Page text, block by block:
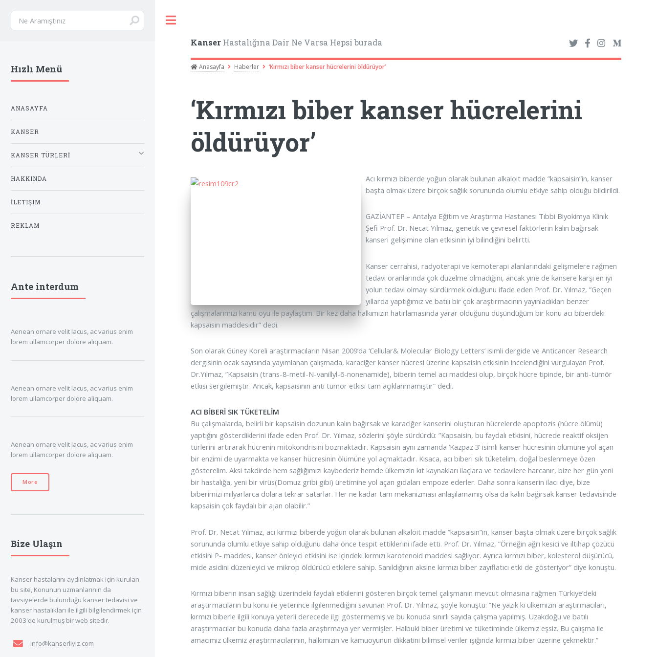
Kanser Hastalığına Dair Ne Varsa Hepsi burada
Anasayfa Haberler ‘Kırmızı biber kanser hücrelerini öldürüyor’
‘Kırmızı biber kanser hücrelerini
öldürüyor’
Acı kırmızı biberde yoğun olarak bulunan alkaloit madde ”kapsaisin”in, kanser
başta olmak üzere birçok sağlık sorununda olumlu etkiye sahip olduğu bildirildi.
GAZİANTEP – Antalya Eğitim ve Araştırma Hastanesi Tıbbi Biyokimya Klinik
Şefi Prof. Dr. Necat Yılmaz, genetik ve çevresel faktörlerin kalın bağırsak
kanseri gelişimine olan etkisinin iyi bilindiğini belirtti.
Kanser cerrahisi, radyoterapi ve kemoterapi alanlarındaki gelişmelere rağmen
tedavi oranlarında çok düzelme olmadığını, ancak yine de kansere karşı en iyi
yolun tedavi olmayı sürdürmek olduğunu ifade eden Prof. Dr. Yılmaz, ”Geçen
yıllarda yaptığımız ve batılı bir çok araştırmacının yayınladıkları benzer
çalışmalarımızı kamu oyu ile paylaştım. Bir kez daha halkımızın hatırlamasında yarar olduğunu düşündüğüm bir konu acı biberdeki
kapsaisin maddesidir” dedi.
Son olarak Güney Koreli araştırmacıların Nisan 2009’da ‘Cellular& Molecular Biology Letters’ isimli dergide ve Anticancer Research
dergisinin ocak sayısında yayımlanan çalışmada, karaciğer kanser hücresi üzerine kapsaisin etkisinin incelendiğini vurgulayan Prof.
Dr.Yılmaz, ”Kapsaisin (trans-8-metil-N-vanillyl-6-nonenamide), biberin temel acı maddesi olup, birçok hücre tipinde, bir anti-tümör
etkisi sergilemiştir. Ancak, kapsaisinin anti tümör etkisi tam açıklanmamıştır” dedi.
ACI BİBERİ SIK TÜKETELİM
Bu çalışmalarda, belirli bir kapsaisin dozunun kalın bağırsak ve karaciğer kanserini oluşturan hücrelerde apoptozis (hücre ölümü)
yaptığını gösterdiklerini ifade eden Prof. Dr. Yılmaz, sözlerini şöyle sürdürdü: ”Kapsaisin, bu faydalı etkisini, hücrede reaktif oksijen
türlerini artırarak hücrenin mitokondrisini bozmaktadır. Kapsaisin aynı zamanda ‘Kazpaz 3’ isimli kanser hücresinin ölümüne yol açan
bir enzimi de uyarmakta ve kanser hücresinin ölümüne yol açmaktadır. Kısaca, acı biberi sık tüketelim, doğal beslenmeye özen
gösterelim. Aksi takdirde hem sağlığımızı kaybederiz hemde ülkemizin kıt kaynakları ilaçlara ve tedavilere harcanır, bize her gün yeni
bir hastalığa, yeni bir virüs(Domuz gribi gibi) üretimine yol açan gıdaları empoze ederler. Daha sonra kanserin ilacı diye, bize
biberimizi milyarlarca dolara tekrar satarlar. Her ne kadar tam mekanizması anlaşılamamış olsa da kalın bağırsak kanser tedavisinde
kapsaisin çok faydalı bir ajan olabilir.”
Prof. Dr. Necat Yılmaz, acı kırmızı biberde yoğun olarak bulunan alkaloit madde ”kapsaisin”in, kanser başta olmak üzere birçok sağlık
sorununda olumlu etkiye sahip olduğunu daha önce tespit ettiklerini ifade etti. Prof. Dr. Yılmaz, ”Örneğin ağrı kesici ve iltihap çözücü
etkisini P- maddesi, kanser önleyici etkisini ise içindeki kırmızı karotenoid maddesi sağlıyor. Ayrıca kırmızı biber, kolesterol düşürücü,
mide asidini düzenleyici ve mikrop öldürücü etkilere sahip. Sanıldığının aksine kırmızı biber zayıflatıcı etki de gösteriyor” diye konuştu.
Kırmızı biberin insan sağlığı üzerindeki faydalı etkilerini gösteren birçok temel çalışmanın mevcut olmasına rağmen Türkiye’deki
araştırmacıların bu konu ile yeterince ilgilenmediğini savunan Prof. Dr. Yılmaz, şöyle konuştu: ”Ne yazık ki ülkemizin araştırmacıları,
kırmızı biberle ilgili konuya yeterli derecede ilgi göstermemiş ve bu konuda sınırlı sayıda çalışma yapılmış. Uzakdoğu ve batılı
araştırmacılar bu konuda daha fazla araştırmaya yer vermişler. Halbuki biber üretimi ve tüketiminde ülkemiz eşsiz. Bu çalışma ile
amacımız ülkemiz araştırmacılarının, halkımızın ve kamuoyunun dikkatini bilimsel veriler ışığında kırmızı biber üzerine çekmektir.”
Hızlı Menü
ANASAYFA
KANSER
KANSER TÜRLERİ
HAKKINDA
İLETIŞIM
REKLAM
Ante interdum
Aenean ornare velit lacus, ac varius enim
lorem ullamcorper dolore aliquam.
Aenean ornare velit lacus, ac varius enim
lorem ullamcorper dolore aliquam.
Aenean ornare velit lacus, ac varius enim
lorem ullamcorper dolore aliquam.
More
Bize Ulaşın
Kanser hastalarını aydınlatmak için kurulan
bu site, Konunun uzmanlarının da
tavsiyelerde bulunduğu kanser tedavisi ve
kanser hastalıkları ile ilgili bilgilendirmek için
2003'de kurulmuş bir web sitedir.
info@kanserliyiz.com